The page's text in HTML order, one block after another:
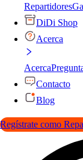
Repartidores
DiDi Shop
Acerca
Acerca
Contacto
Blog
Regístrate como